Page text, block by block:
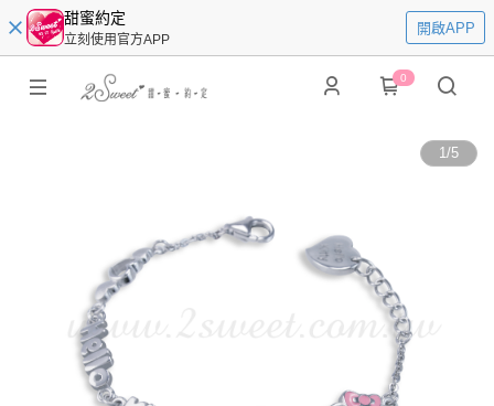
甜蜜約定
立刻使用官方APP
開啟APP
0
1/5